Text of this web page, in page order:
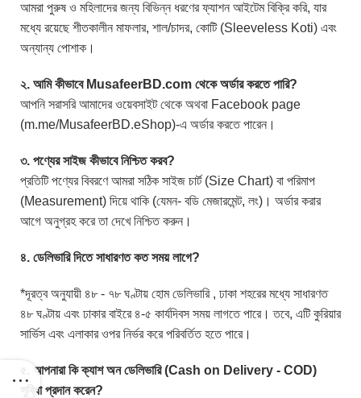
আমরা পুরুষ ও মহিলাদের জন্য বিভিন্ন ধরণের ফ্যাশন আইটেম বিক্রি করি, যার
মধ্যে রয়েছে শীতকালীন মাফলার, শাল/চাদর, কোটি (Sleeveless Koti) এবং
অন্যান্য পোশাক।
২. আমি কীভাবে MusafeerBD.com থেকে অর্ডার করতে পারি?
আপনি সরাসরি আমাদের ওয়েবসাইট থেকে অথবা Facebook page
(m.me/MusafeerBD.eShop)-এ অর্ডার করতে পারেন।
৩. পণ্যের সাইজ কীভাবে নিশ্চিত করব?
প্রতিটি পণ্যের বিবরণে আমরা সঠিক সাইজ চার্ট (Size Chart) বা পরিমাপ
(Measurement) দিয়ে থাকি (যেমন- বডি মেজারমেন্ট, লং)। অর্ডার করার
আগে অনুগ্রহ করে তা দেখে নিশ্চিত করুন।
৪. ডেলিভারি দিতে সাধারণত কত সময় লাগে?
*দূরত্ব অনুযায়ী ৪৮ - ৭৮ ঘণ্টায় হোম ডেলিভারি , ঢাকা শহরের মধ্যে সাধারণত
৪৮ ঘণ্টায় এবং ঢাকার বাইরে ৪-৫ কার্যদিবস সময় লাগতে পারে। তবে, এটি কুরিয়ার
সার্ভিস এবং এলাকার ওপর নির্ভর করে পরিবর্তিত হতে পারে।
৫. আপনারা কি ক্যাশ অন ডেলিভারি (Cash on Delivery - COD)
সুবিধা প্রদান করেন?